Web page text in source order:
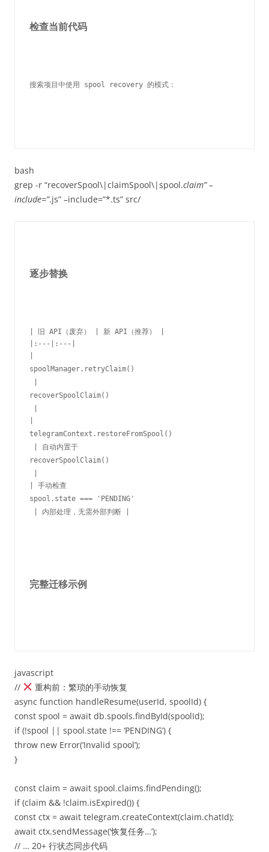
检查当前代码
搜索项目中使用 spool recovery 的模式：
bash
grep -r “recoverSpool\|claimSpool\|spool.claim” –
include=”.js” –include=”*.ts” src/
逐步替换
| 旧 API（废弃） | 新 API（推荐） |
|:---|:---|
spoolManager.retryClaim()
recoverSpoolClaim()
telegramContext.restoreFromSpool()
| 自动内置于
recoverSpoolClaim()
| 手动检查
spool.state === 'PENDING'
| 内部处理，无需外部判断 |
完整迁移示例
javascript
//
重构前：繁琐的手动恢复
async function handleResume(userId, spoolId) {
const spool = await db.spools.findById(spoolId);
if (!spool || spool.state !== ‘PENDING’) {
throw new Error(‘Invalid spool’);
}
const claim = await spool.claims.findPending();
if (claim && !claim.isExpired()) {
const ctx = await telegram.createContext(claim.chatId);
await ctx.sendMessage(‘恢复任务…’);
// … 20+ 行状态同步代码